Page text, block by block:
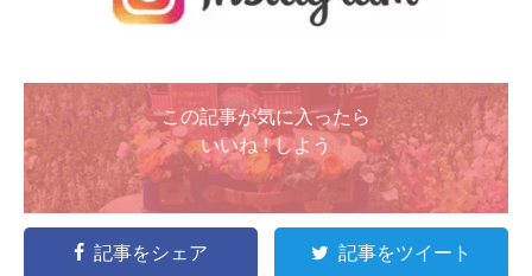
この記事が気に入ったら
いいね ! しよう
記事をシェア 記事をツイート